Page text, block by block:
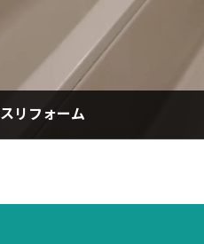
リフォーム